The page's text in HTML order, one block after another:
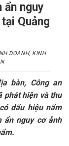
ẩn nguy
Quảng
DOANH, KINH
bàn, Công an
phát hiện và thu
dấu hiệu nấm
ẩn nguy cơ ảnh